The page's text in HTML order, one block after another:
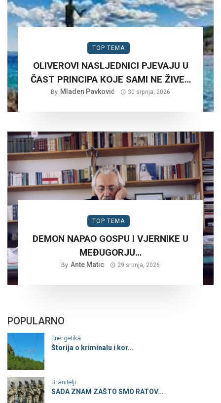
TOP TEMA
OLIVEROVI NASLJEDNICI PJEVAJU U
ČAST PRINCIPA KOJE SAMI NE ŽIVE…
By Mladen Pavković 30 srpnja, 2026
TOP TEMA
DEMON NAPAO GOSPU I VJERNIKE U
MEĐUGORJU…
By Ante Matic 29 srpnja, 2026
POPULARNO
Energetika
Štorija o kriminalu i kor...
Branitelji
SADA ZNAM ZAŠTO SMO RATOV...